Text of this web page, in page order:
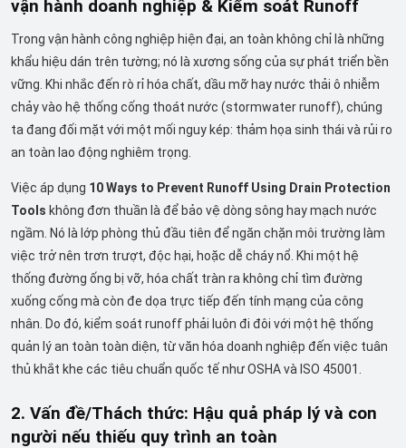
vận hành doanh nghiệp & Kiểm soát Runoff
Trong vận hành công nghiệp hiện đại, an toàn không chỉ là những
khẩu hiệu dán trên tường; nó là xương sống của sự phát triển bền
vững. Khi nhắc đến rò rỉ hóa chất, dầu mỡ hay nước thải ô nhiễm
chảy vào hệ thống cống thoát nước (stormwater runoff), chúng
ta đang đối mặt với một mối nguy kép: thảm họa sinh thái và rủi ro
an toàn lao động nghiêm trọng.
Việc áp dụng 10 Ways to Prevent Runoff Using Drain Protection
Tools không đơn thuần là để bảo vệ dòng sông hay mạch nước
ngầm. Nó là lớp phòng thủ đầu tiên để ngăn chặn môi trường làm
việc trở nên trơn trượt, độc hại, hoặc dễ cháy nổ. Khi một hệ
thống đường ống bị vỡ, hóa chất tràn ra không chỉ tìm đường
xuống cống mà còn đe dọa trực tiếp đến tính mạng của công
nhân. Do đó, kiểm soát runoff phải luôn đi đôi với một hệ thống
quản lý an toàn toàn diện, từ văn hóa doanh nghiệp đến việc tuân
thủ khắt khe các tiêu chuẩn quốc tế như OSHA và ISO 45001.
2. Vấn đề/Thách thức: Hậu quả pháp lý và con
người nếu thiếu quy trình an toàn